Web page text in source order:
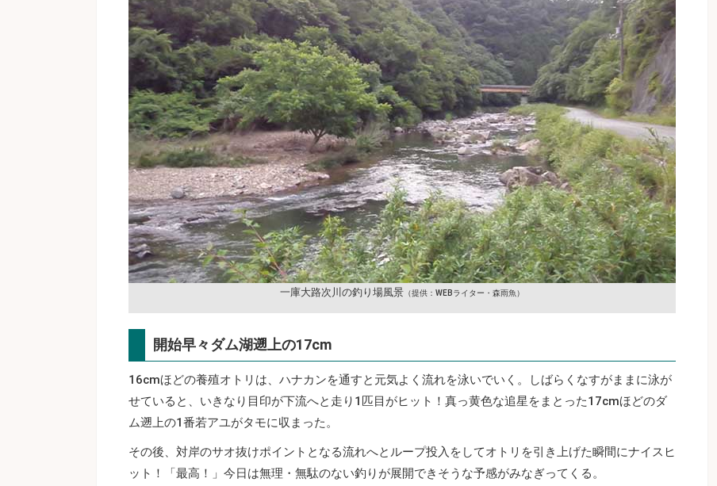
一庫大路次川の釣り場風景 （提供：WEBライター・森雨魚）
開始早々ダム湖遡上の17cm
16cmほどの養殖オトリは、ハナカンを通すと元気よく流れを泳いでいく。しばらくなすがままに泳が
せていると、いきなり目印が下流へと走り1匹目がヒット！真っ黄色な追星をまとった17cmほどのダ
ム遡上の1番若アユがタモに収まった。
その後、対岸のサオ抜けポイントとなる流れへとループ投入をしてオトリを引き上げた瞬間にナイスヒ
ット！「最高！」今日は無理・無駄のない釣りが展開できそうな予感がみなぎってくる。